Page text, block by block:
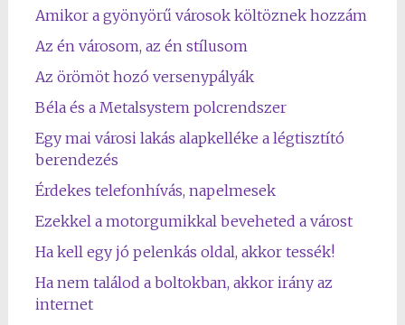
Amikor a gyönyörű városok költöznek hozzám
Az én városom, az én stílusom
Az örömöt hozó versenypályák
Béla és a Metalsystem polcrendszer
Egy mai városi lakás alapkelléke a légtisztító
berendezés
Érdekes telefonhívás, napelmesek
Ezekkel a motorgumikkal beveheted a várost
Ha kell egy jó pelenkás oldal, akkor tessék!
Ha nem találod a boltokban, akkor irány az
internet